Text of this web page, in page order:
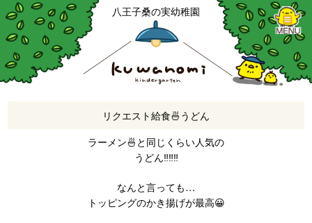
八王子桑の実幼稚園
リクエスト給食🍜うどん
ラーメン🍜と同じくらい人気の
うどん‼️‼️‼️
なんと言っても…
トッピングのかき揚げが最高😀